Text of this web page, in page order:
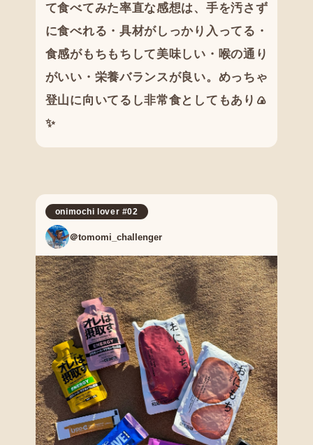
て食べてみた率直な感想は、手を汚さず
に食べれる・具材がしっかり入ってる・
食感がもちもちして美味しい・喉の通り
がいい・栄養バランスが良い。めっちゃ
登山に向いてるし非常食としてもあり🍙
✨
onimochi lover #02
＠tomomi_challenger